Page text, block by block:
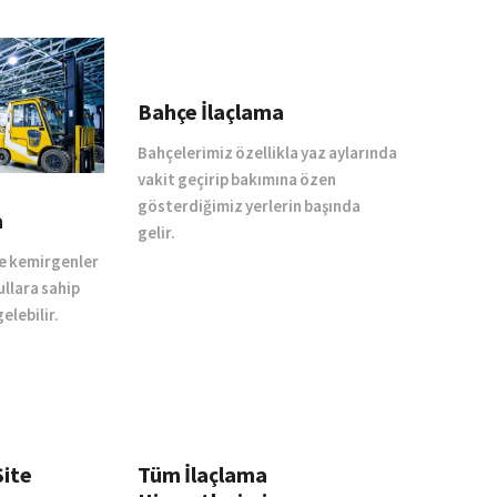
kemirgenler
sahip
Bahçe İlaçlama
Bahçelerimiz özellikla yaz aylarında
vakit geçirip bakımına özen
gösterdiğimiz yerlerin başında
gelir.
Tüm İlaçlama